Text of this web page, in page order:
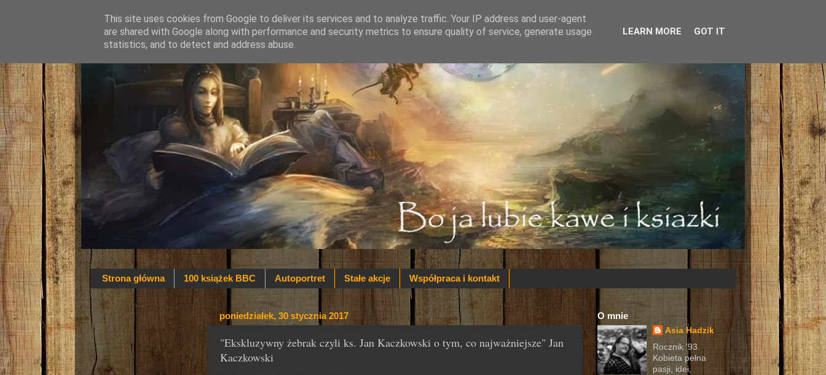
Strona główna 100 książek BBC Autoportret Stałe akcje Współpraca i kontakt
poniedziałek, 30 stycznia 2017
"Ekskluzywny żebrak czyli ks. Jan Kaczkowski o tym, co najważniejsze" Jan
Kaczkowski
O mnie
Asia Hadzik
Rocznik '93.
Kobieta pełna
pasji, idei,
This site uses cookies from Google to deliver its services and to analyze traffic. Your IP address and user-agent
are shared with Google along with performance and security metrics to ensure quality of service, generate usage
statistics, and to detect and address abuse.
LEARN MORE GOT IT